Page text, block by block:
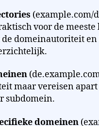
(example.com/
voor de meeste
domeinautoriteit en
maar vereisen
subdomein.
domeinen